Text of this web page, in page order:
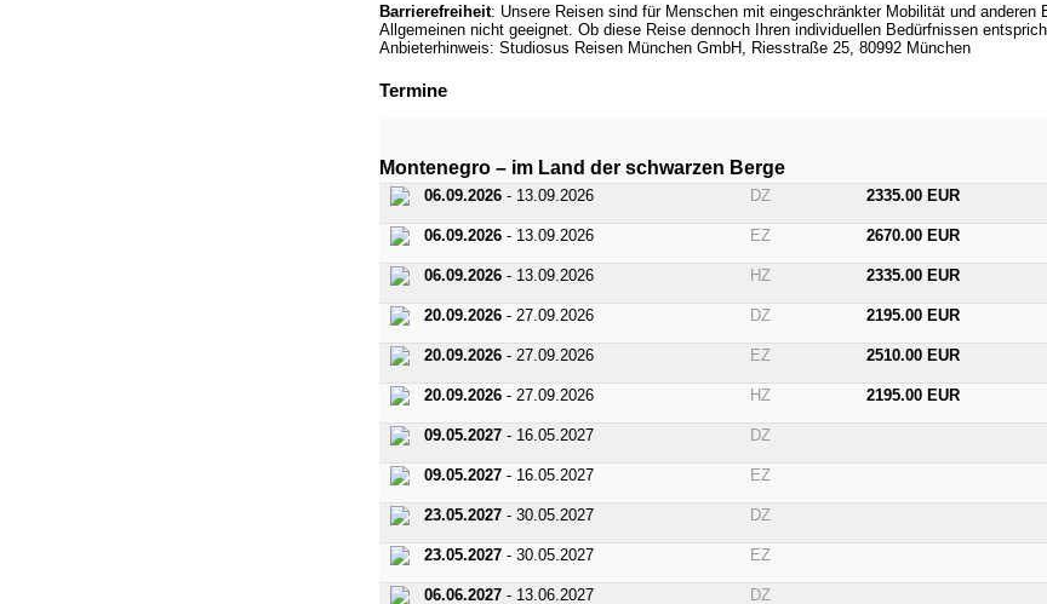
Barrierefreiheit: Unsere Reisen sind für Menschen mit eingeschränkter Mobilität und anderen
Allgemeinen nicht geeignet. Ob diese Reise dennoch Ihren individuellen Bedürfnissen
Anbieterhinweis: Studiosus Reisen München GmbH, Riesstraße 25, 80992 München
Termine
Montenegro – im Land der schwarzen Berge
06.09.2026- 13.09.2026 DZ 2335.00 EUR
06.09.2026- 13.09.2026 EZ 2670.00 EUR
06.09.2026- 13.09.2026 HZ 2335.00 EUR
20.09.2026- 27.09.2026 DZ 2195.00 EUR
20.09.2026- 27.09.2026 EZ 2510.00 EUR
20.09.2026- 27.09.2026 HZ 2195.00 EUR
09.05.2027- 16.05.2027 DZ
09.05.2027- 16.05.2027 EZ
23.05.2027- 30.05.2027 DZ
23.05.2027- 30.05.2027 EZ
06.06.2027- 13.06.2027 DZ